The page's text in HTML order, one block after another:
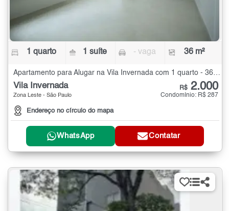
1 quarto 1 suíte - vaga 36 m²
Apartamento para Alugar na Vila Invernada com 1 quarto - 36 m²
Vila Invernada
Zona Leste - São Paulo
Endereço no círculo do mapa
R$ 2.000
Condomínio: R$ 287
WhatsApp Contatar